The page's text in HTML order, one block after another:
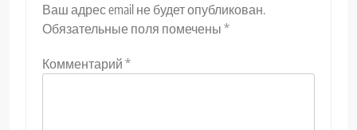
Ваш адрес email не будет опубликован.
Обязательные поля помечены *
Комментарий *